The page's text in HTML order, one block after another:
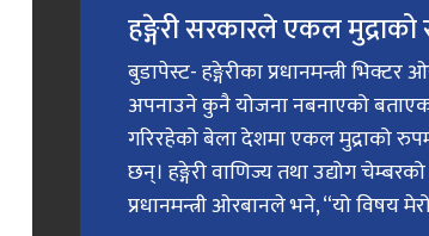
हङ्गेरी सरकारले एकल मुद्राको
बुडापेस्ट- हङ्गेरीका प्रधानमन्त्री
अपनाउने कुनै योजना नबनाएको
गरिरहेको बेला देशमा एकल मुद्राको
छन्। हङ्गेरी वाणिज्य तथा उद्योग
प्रधानमन्त्री ओरबानले भने, “यो विषय